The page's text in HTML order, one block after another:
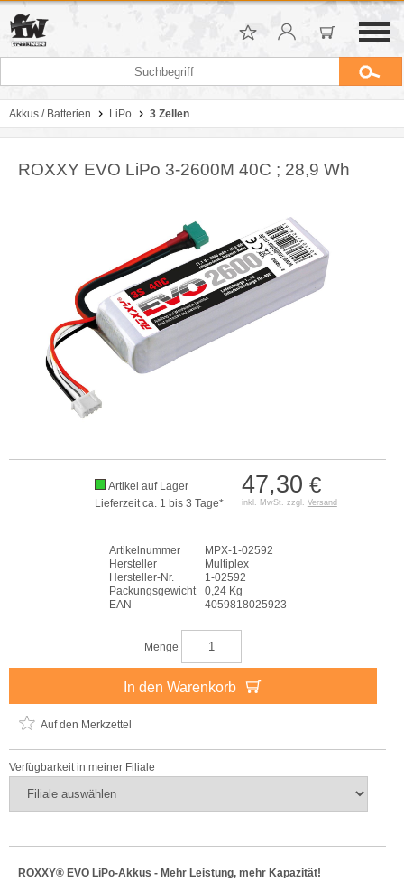
Akkus / Batterien LiPo 3 Zellen
ROXXY EVO LiPo 3-2600M 40C ; 28,9 Wh
47,30 €
inkl. MwSt. zzgl. Versand
Artikel auf Lager
Lieferzeit ca. 1 bis 3 Tage*
Artikelnummer
MPX-1-02592
Hersteller
Multiplex
Hersteller-Nr.
1-02592
Packungsgewicht
0,24 Kg
EAN
4059818025923
Menge
In den Warenkorb
Auf den Merkzettel
Verfügbarkeit in meiner Filiale
ROXXY® EVO LiPo-Akkus - Mehr Leistung, mehr Kapazität!